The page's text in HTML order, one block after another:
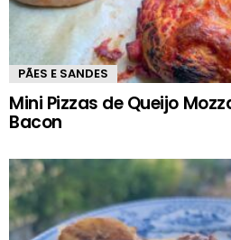
PÃES E SANDES
Mini Pizzas de Queijo
Bacon